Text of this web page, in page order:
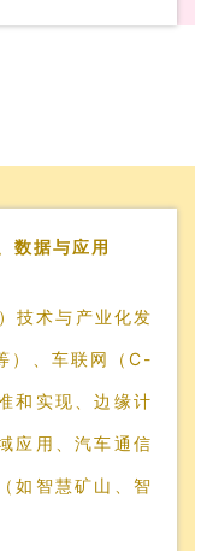
数据与应用
技术与产业化发
）、车联网（C-
和实现、边缘计
应用、汽车通信
如智慧矿山、智